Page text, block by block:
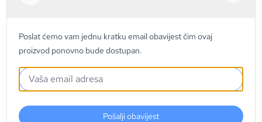
Poslat ćemo vam jednu kratku email obavijest čim ovaj
proizvod ponovno bude dostupan.
Pošalji obavijest